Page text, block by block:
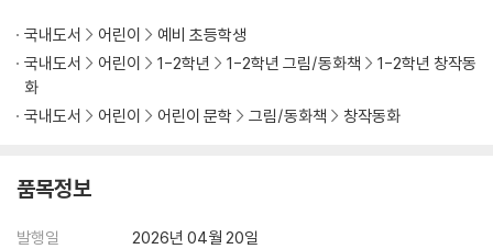
국내도서 어린이
예비 초등학생
국내도서
어린이 1-2학년 1-2학년 그림/동화책
1-2학년 창작동
화
국내도서
어린이 어린이 문학 그림/동화책 창작동화
품목정보
발행일
2026년 04월 20일